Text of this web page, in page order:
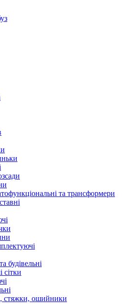
та трансформери
будівельні
сітки
стяжки, ошийники